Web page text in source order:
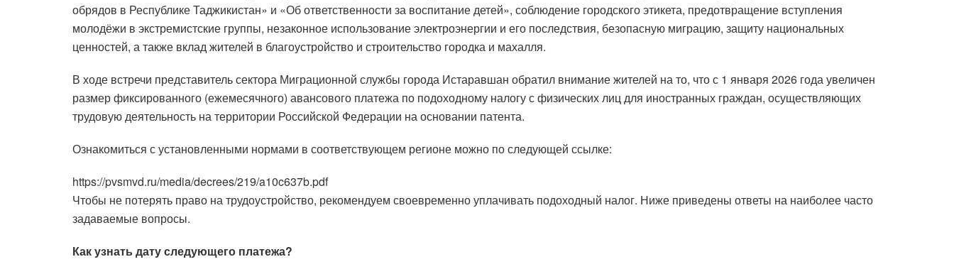
обрядов в Республике Таджикистан» и «Об ответственности за воспитание детей», соблюдение городского этикета, предотвращение вступления
молодёжи в экстремистские группы, незаконное использование электроэнергии и его последствия, безопасную миграцию, защиту национальных
ценностей, а также вклад жителей в благоустройство и строительство городка и махалля.
В ходе встречи представитель сектора Миграционной службы города Истаравшан обратил внимание жителей на то, что с 1 января 2026 года увеличен
размер фиксированного (ежемесячного) авансового платежа по подоходному налогу с физических лиц для иностранных граждан, осуществляющих
трудовую деятельность на территории Российской Федерации на основании патента.
Ознакомиться с установленными нормами в соответствующем регионе можно по следующей ссылке:
https://pvsmvd.ru/media/decrees/219/a10c637b.pdf
Чтобы не потерять право на трудоустройство, рекомендуем своевременно уплачивать подоходный налог. Ниже приведены ответы на наиболее часто
задаваемые вопросы.
Как узнать дату следующего платежа?